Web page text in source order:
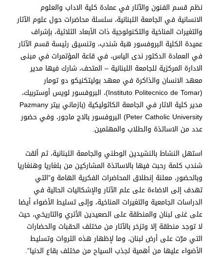
نظم قسم الفنون والآثار في عمادة كلية الاداب والعلوم
الانسانية في الجامعة اللبنانية، سلسلة محاضرات حول علوم الآثار
والتغيرات المناخية والتكنولوجية ذات الأبعاد الثلاثية، بإشراف
عميدة الكلية البروفسور هبة شندب، وتنسيق رئيسة قسم الآثار
في العمادة الدكتور ندى الياس، في قاعة المؤتمرات في مبنى
الادارة المركزية للجامعة اللبنانية – المتحف، شارك فيها مدير
معهد الانسان والذاكرة في معهد بوليتكنيكو دو تومار
(Instituto Politecnico de Tomar)، البروفسور لويس أوستربيك،
مدير كلية الاثار في الجامعة الكاثوليكية (بازماني بيتر Pazmany
Peter Catholic University) البروفسور بالاج ماجور، وفي حضور
عدد من الاساتذة والطلاب والمهتمين.
استهل النشاط بالنشيدين الوطني والجامعة اللبنانية، ثم ألقت
شندب كلمة رحبت فيها بالاساتذة المشاركين من بلغاريا وهنغاريا
وبالحضور، معلنة إنطلاق المحاضرات الفكرية الهامة و”التي
تهدف إلى الاضاءة على علم الآثار والإشكاليات الحالية في
الدراسات الجامعية والتغيرات المناخية، وإلى تسليط الأضواء أيضا
على غنى لبنان والمنطقة على الصعيدين الأثري والتاريخي، حيث
لا توجد منطقة إلا وتزخر بالآثار من مختلف الحقبات والحضارات
التي مرّت على أرض لبنان، وما لإظهار هذه الثروات وتسليط
الأضواء عليها من أهمية لجذب السياح من مختلف بقاع الدنيا”.